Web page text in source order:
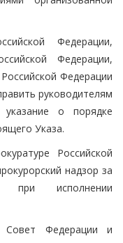
Федерации,
Федерации,
Федерации
руководителям
указание о порядке
Указа.
Российской
надзор за
при исполнении
Федерации и